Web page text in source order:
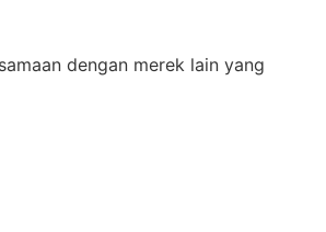
dengan merek lain yang